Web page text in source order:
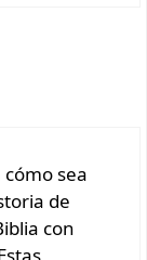
sea
de
con